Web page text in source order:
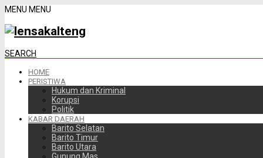
MENU MENU
SEARCH
HOME
PERISTIWA
Hukum dan Kriminal
Korupsi
Politik
KABAR DAERAH
Barito Selatan
Barito Timur
Barito Utara